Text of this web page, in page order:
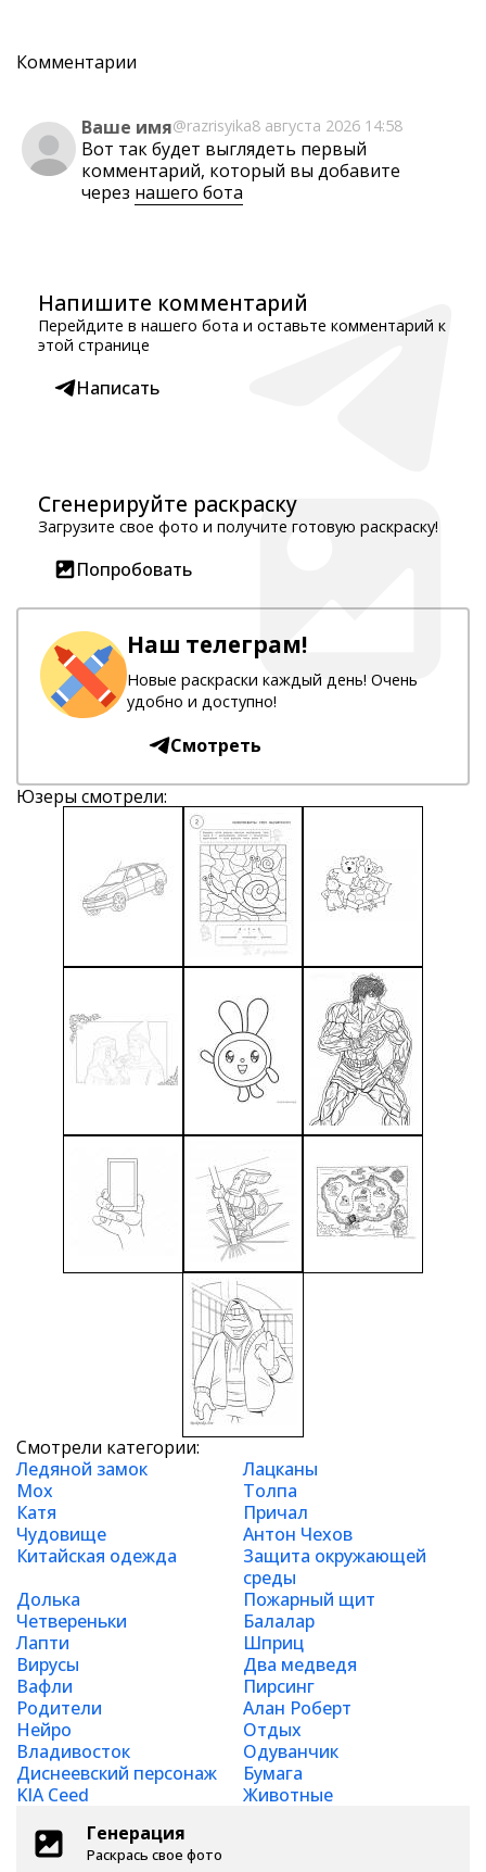
Комментарии
Ваше имя@razrisyika8 августа 2026 14:58
Вот так будет выглядеть первый
комментарий, который вы добавите
через нашего бота
Напишите комментарий
Перейдите в нашего бота и оставьте комментарий к
этой странице
Написать
Сгенерируйте раскраску
Загрузите свое фото и получите готовую раскраску!
Попробовать
Наш телеграм!
Новые раскраски каждый день! Очень
удобно и доступно!
Смотреть
Юзеры смотрели:
Смотрели категории:
Ледяной замок
Лацканы
Мох
Толпа
Катя
Причал
Чудовище
Антон Чехов
Китайская одежда
Защита окружающей
среды
Долька
Пожарный щит
Четвереньки
Балалар
Лапти
Шприц
Вирусы
Два медведя
Вафли
Пирсинг
Родители
Алан Роберт
Нейро
Отдых
Владивосток
Одуванчик
Диснеевский персонаж
Бумага
KIA Ceed
Животные
Генерация
Раскрась свое фото